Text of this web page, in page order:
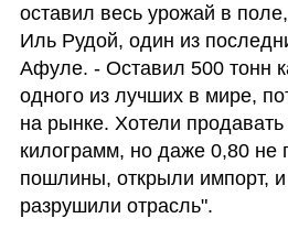
оставил весь урожай в
Иль Рудой, один из
Афуле. - Оставил 500 тонн
одного из лучших в мире,
на рынке. Хотели
килограмм, но даже 0,80 не
пошлины, открыли импорт,
разрушили отрасль".